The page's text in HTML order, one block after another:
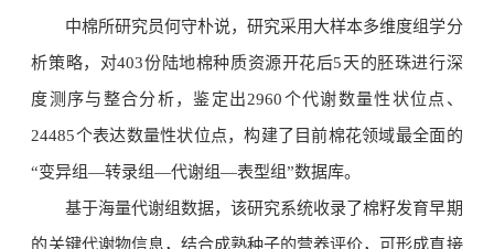
中棉所研究员何守朴说，研究采用大样本多维度组学分
析策略，对403份陆地棉种质资源开花后5天的胚珠进行深
度测序与整合分析，鉴定出2960个代谢数量性状位点、
24485个表达数量性状位点，构建了目前棉花领域最全面的
“变异组—转录组—代谢组—表型组”数据库。
基于海量代谢组数据，该研究系统收录了棉籽发育早期
的关键代谢物信息，结合成熟种子的营养评价，可形成直接